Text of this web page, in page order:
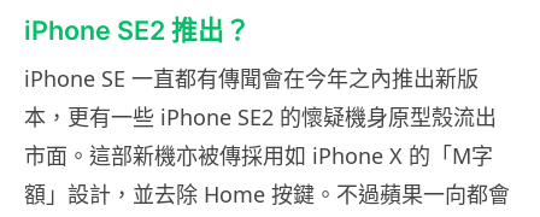
iPhone SE2 推出？
iPhone SE 一直都有傳聞會在今年之內推出新版
本，更有一些 iPhone SE2 的懷疑機身原型殼流出
市面。這部新機亦被傳採用如 iPhone X 的「M字
額」設計，並去除 Home 按鍵。不過蘋果一向都會